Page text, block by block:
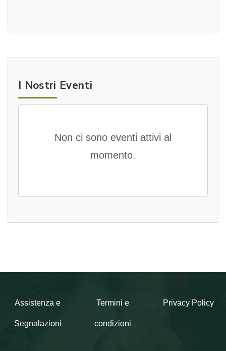
I Nostri Eventi
Non ci sono eventi attivi al
momento.
Assistenza e
Segnalazioni
Termini e
condizioni
Privacy Policy